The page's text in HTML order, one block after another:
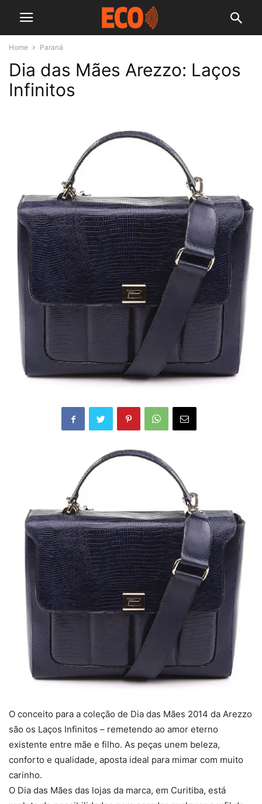
Home Paraná
Dia das Mães Arezzo: Laços
Infinitos
O conceito para a coleção de Dia das Mães 2014 da Arezzo
são os Laços Infinitos – remetendo ao amor eterno
existente entre mãe e filho. As peças unem beleza,
conforto e qualidade, aposta ideal para mimar com muito
carinho.
O Dia das Mães das lojas da marca, em Curitiba, está